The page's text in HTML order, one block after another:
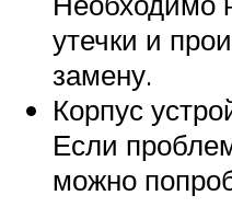
утечки и
замену.
Корпус
Если
можно